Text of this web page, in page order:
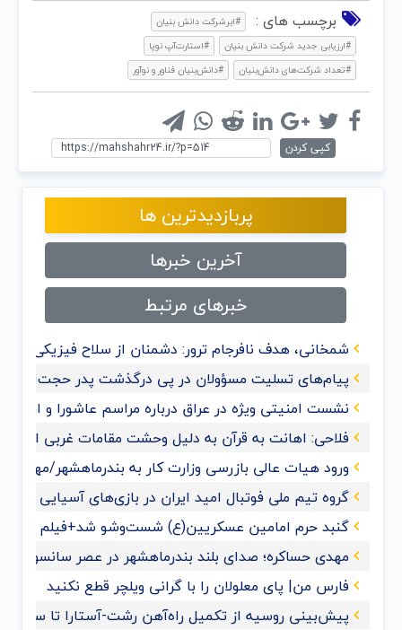
برچسب های :
#ابرشرکت دانش بنیان
#ارزیابی جدید شرکت دانش بنیان
#استارت‌آپ نوپا
#تعداد شرکت‌های دانش‌بنیان
#دانش‌بنیان فناور و نوآور
کپی کردن
پربازدیدترین ها
آخرین خبرها
خبرهای مرتبط
شمخانی، هدف نافرجام ترور: دشمنان از سلاح فیزیکی
پیام‌های تسلیت مسؤولان در پی درگذشت پدر
نشست امنیتی ویژه در عراق درباره مراسم عاشورا و
فلاحی: اهانت به قرآن‌ به دلیل وحشت مقامات غربی از
ورود هیات عالی بازرسی وزارت کار به بندرماهشهر/مهدی
گروه تیم ملی فوتبال امید ایران در بازی‌های آسیایی
گنبد حرم امامین عسکریین(ع) شست‌وشو شد+فیلم و
مهدی حساکره؛ صدای بلند بندرماهشهر در عصر سانسور و
فارس من| پای معلولان را با گرانی ویلچر قطع نکنید
پیش‌بینی روسیه از تکمیل راه‌آهن رشت-آستارا تا سال ‌۲۰۲۸